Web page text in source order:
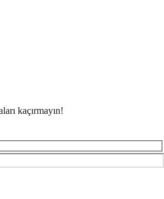
kaçırmayın!